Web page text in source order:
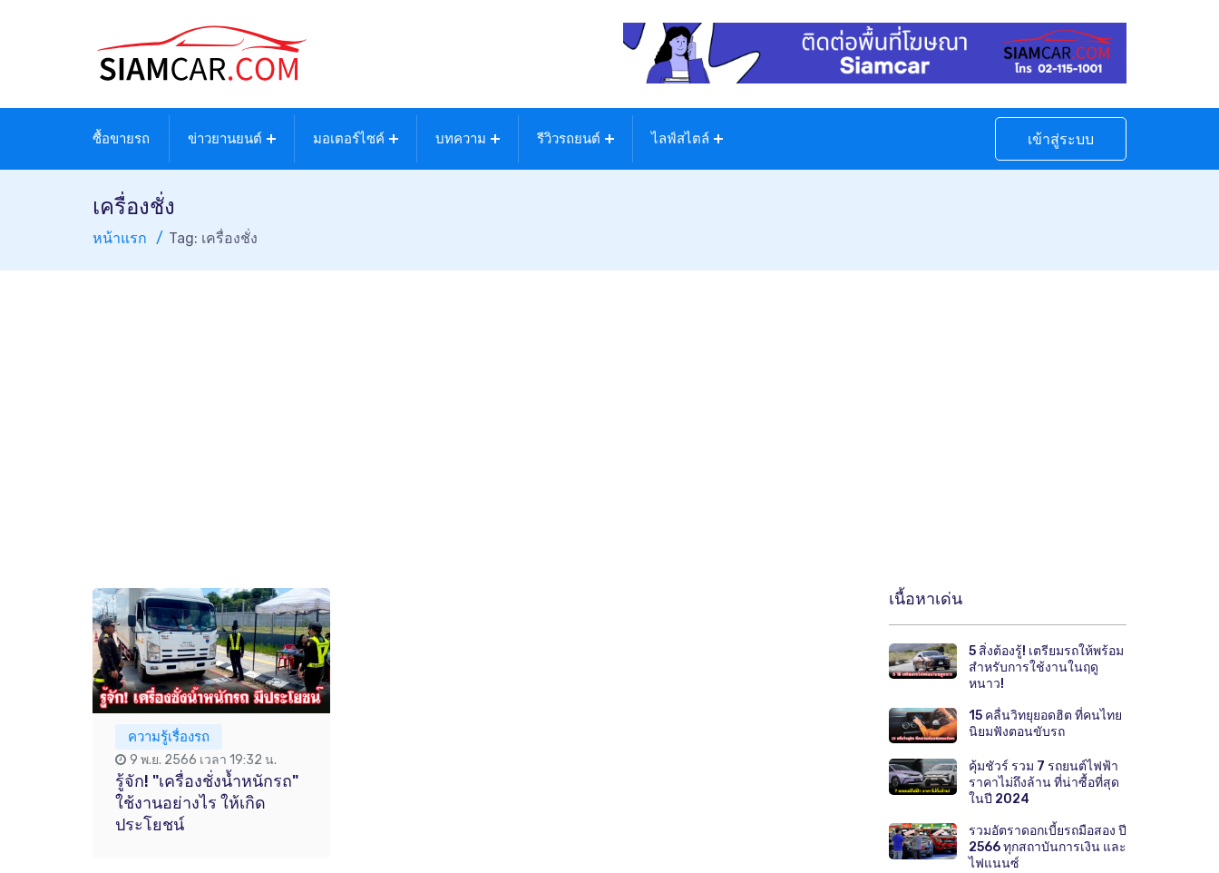
ซื้อขายรถ ข่าวยานยนต์ มอเตอร์ไซค์ บทความ รีวิวรถยนต์ ไลฟ์สไตล์ เข้าสู่ระบบ
เครื่องชั่ง
หน้าแรก Tag: เครื่องชั่ง
ความรู้เรื่องรถ
9 พ.ย. 2566 เวลา 19:32 น.
รู้จัก! "เครื่องชั่งน้ำหนักรถ"
ใช้งานอย่างไร ให้เกิด
ประโยชน์
เนื้อหาเด่น
5 สิ่งต้องรู้! เตรียมรถให้พร้อม
สำหรับการใช้งานในฤดู
หนาว!
15 คลื่นวิทยุยอดฮิต ที่คนไทย
นิยมฟังตอนขับรถ
คุ้มชัวร์ รวม 7 รถยนต์ไฟฟ้า
ราคาไม่ถึงล้าน ที่น่าซื้อที่สุด
ในปี 2024
รวมอัตราดอกเบี้ยรถมือสอง ปี
2566 ทุกสถาบันการเงิน และ
ไฟแนนซ์